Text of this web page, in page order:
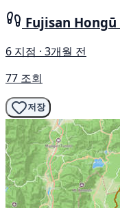
Fujisan
6 지점 · 3개월 전
77 조회
저장